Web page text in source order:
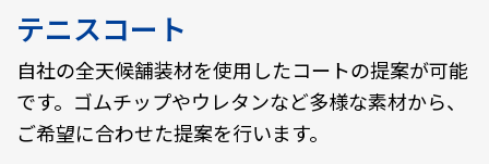
テニスコート
自社の全天候舗装材を使用したコートの提案が可能
です。ゴムチップやウレタンなど多様な素材から、
ご希望に合わせた提案を行います。